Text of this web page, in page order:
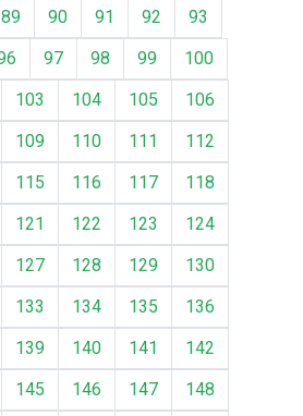
89 90 91 92
93
97 98 99
100
103 104 105
106
109 110 111
112
115 116 117
118
121 122 123
124
127 128 129
130
133 134 135
136
139 140 141
142
145 146 147
148